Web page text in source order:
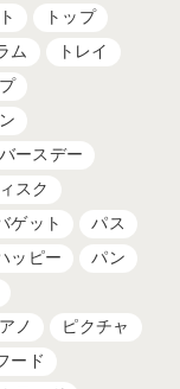
トップ
ム
トレイ
バースデー
スク
ゲット
パス
ッピー
パン
ノ
ピクチャ
ード